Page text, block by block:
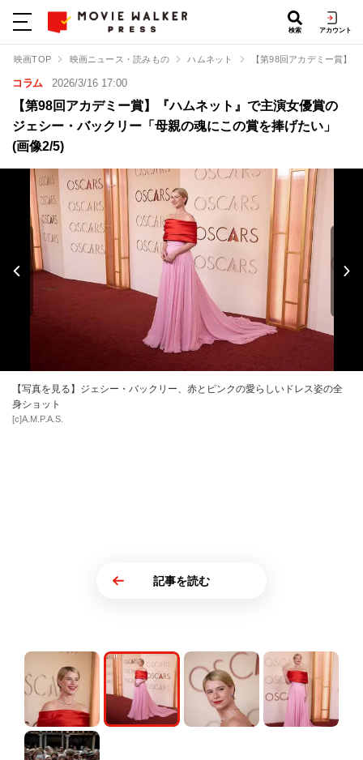
検索 アカウント
映画TOP 映画ニュース・読みもの ハムネット 【第98回アカデミー賞】
コラム 2026/3/16 17:00
【第98回アカデミー賞】『ハムネット』で主演女優賞の
ジェシー・バックリー「母親の魂にこの賞を捧げたい」
(画像2/5)
【写真を見る】ジェシー・バックリー、赤とピンクの愛らしいドレス姿の全
身ショット
[c]A.M.P.A.S.
記事を読む